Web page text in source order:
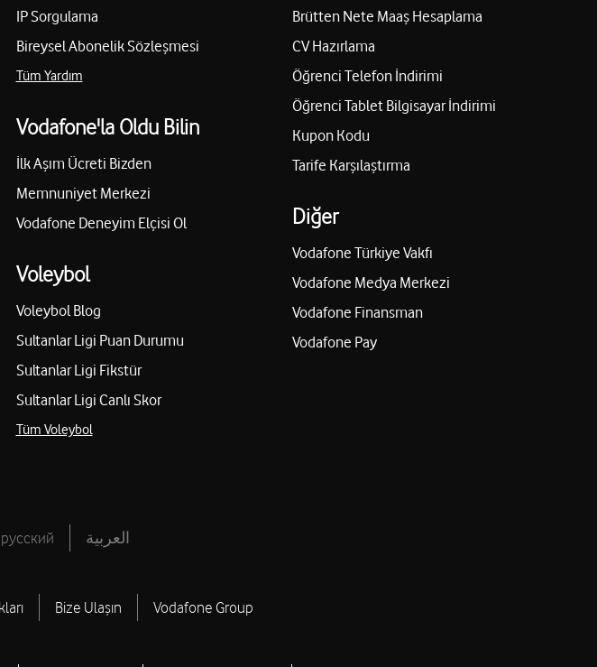
IP Sorgulama
Bireysel Abonelik Sözleşmesi
Tüm Yardım
Vodafone'la Oldu Bilin
İlk Aşım Ücreti Bizden
Memnuniyet Merkezi
Vodafone Deneyim Elçisi Ol
Voleybol
Voleybol Blog
Sultanlar Ligi Puan Durumu
Sultanlar Ligi Fikstür
Sultanlar Ligi Canlı Skor
Tüm Voleybol
Brütten Nete Maaş Hesaplama
CV Hazırlama
Öğrenci Telefon İndirimi
Öğrenci Tablet Bilgisayar İndirimi
Kupon Kodu
Tarife Karşılaştırma
Diğer
Vodafone Türkiye Vakfı
Vodafone Medya Merkezi
Vodafone Finansman
Vodafone Pay
русский العربية
Bize Ulaşın Vodafone Group